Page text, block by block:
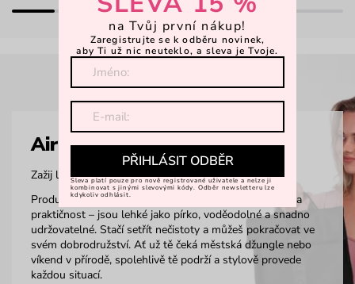
Aira
Zažij lehkost na vlastní kůži.
Produkty z materiálu AIRA byly navrženy s důrazem na
praktičnost – jsou lehké jako pírko, voděodolné a snadno
udržovatelné. Stačí setřít nečistoty a můžeš pokračovat ve
svém dobrodružství. Ať už tě čeká městská džungle nebo
víkend v přírodě, spolehlivě tě podrží a stylově provede
každou situací.
na Tvůj první nákup!
Zaregistrujte se k odběru novinek,
aby Ti už nic neuteklo, a sleva je Tvoje.
PŘIHLÁSIT ODBĚR
Sleva platí pouze pro nově registrované uživatele a nelze ji
kombinovat s jinými slevovými kódy. Odběr newsletteru lze
kdykoliv odhlásit.